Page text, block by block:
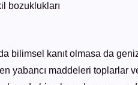
bozuklukları
kanıt olmasa da
yabancı maddeleri